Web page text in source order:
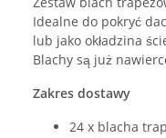
Idealne do pokryć
lub jako okładzina
Blachy są już
Zakres dostawy
24 x blacha